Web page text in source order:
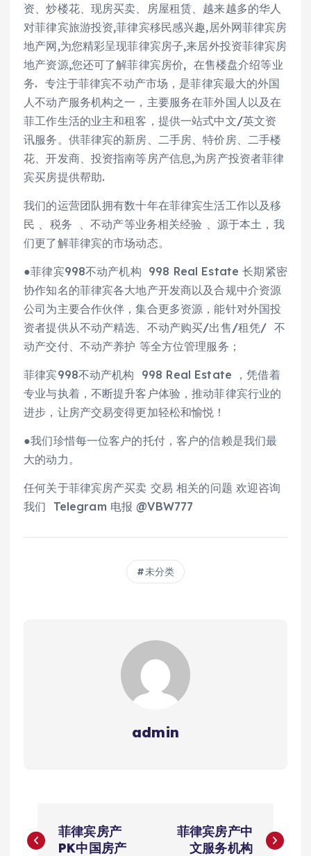
资、炒楼花、现房买卖、房屋租赁、越来越多的华人
对菲律宾旅游投资,菲律宾移民感兴趣,居外网菲律宾房
地产网,为您精彩呈现菲律宾房子,来居外投资菲律宾房
地产资源,您还可了解菲律宾房价, 在售楼盘介绍等业
务. 专注于菲律宾不动产市场，是菲律宾最大的外国
人不动产服务机构之一，主要服务在菲外国人以及在
菲工作生活的业主和租客，提供一站式中文/英文资
讯服务。供菲律宾的新房、二手房、特价房、二手楼
花、开发商、投资指南等房产信息,为房产投资者菲律
宾买房提供帮助.
我们的运营团队拥有数十年在菲律宾生活工作以及移
民 、税务 、不动产等业务相关经验 、源于本土，我
们更了解菲律宾的市场动态。
●菲律宾998不动产机构 998 Real Estate 长期紧密
协作知名的菲律宾各大地产开发商以及合规中介资源
公司为主要合作伙伴，集合更多资源，能针对外国投
资者提供从不动产精选、不动产购买/出售/租凭/ 不
动产交付、不动产养护 等全方位管理服务；
菲律宾998不动产机构 998 Real Estate ，凭借着
专业与执着，不断提升客户体验，推动菲律宾行业的
进步，让房产交易变得更加轻松和愉悦！
●我们珍惜每一位客户的托付，客户的信赖是我们最
大的动力。
任何关于菲律宾房产买卖 交易 相关的问题 欢迎咨询
我们 Telegram 电报 @VBW777
未分类
admin
菲律宾房产
PK中国房产
菲律宾房产中
文服务机构